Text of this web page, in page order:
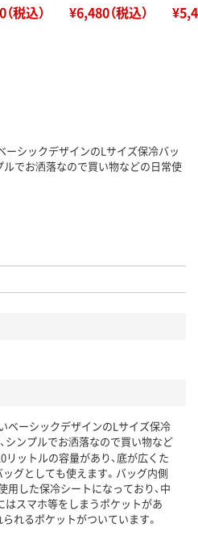
税込） ¥6,480（税込）
シックデザインのLサイズ保冷バッ
でお洒落なので買い物などの日常使
ベーシックデザインのLサイズ保冷
シンプルでお洒落なので買い物など
ットルの容量があり、底が広くた
グとしても使えます。バッグ内側
用した保冷シートになっており、中
はスマホ等をしまうポケットがあ
れるポケットがついています。